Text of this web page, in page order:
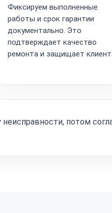
Фиксируем выполненные
работы и срок гарантии
документально. Это
подтверждает качество
ремонта и защищает
неисправности, потом